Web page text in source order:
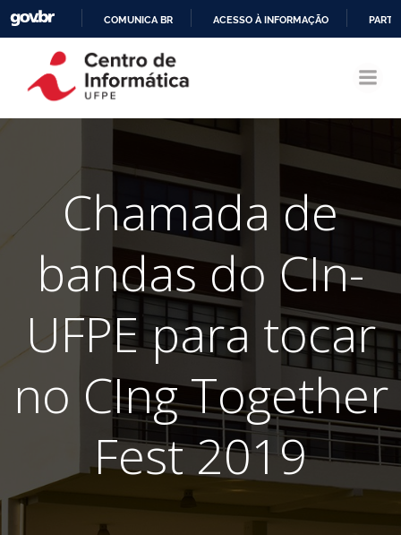
CONTEÚDO
COMUNICA BR ACESSO À INFORMAÇÃO
Chamada de
bandas do CIn-
UFPE para tocar
no CIng Together
Fest 2019